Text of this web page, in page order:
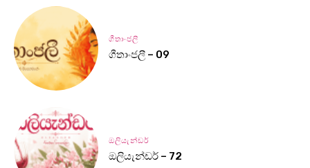
ගීතාංජලී
ගීතාංජලී – 09
ඔලියැන්ඩර්
ඔලියැන්ඩර් – 72